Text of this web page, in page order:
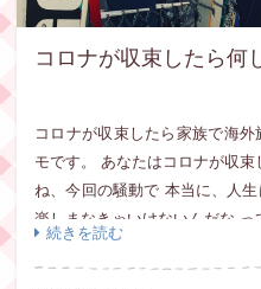
コロナが収束したら何
コロナが収束したら家族で海
モです。 あなたはコロナが収
ね、今回の騒動で 本当に、人
楽しまなきゃいけないんだな
続きを読む